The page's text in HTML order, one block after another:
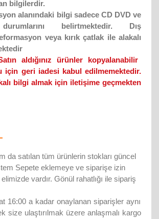
bilgilerdir.
alanındaki bilgi sadece CD DVD ve
belirtmektedir. Dış
veya kırık çatlak ile alakalı
aldığınız ürünler kopyalanabilir
için geri iadesi kabul edilmemektedir.
bilgi almak için iletişime geçmekten
da satılan tüm ürünlerin stokları güncel
Sepete eklemeye ve siparişe izin
vardır. Gönül rahatlığı ile sipariş
16:00 a kadar onaylanan siparişler aynı
size ulaştırılmak üzere anlaşmalı kargo